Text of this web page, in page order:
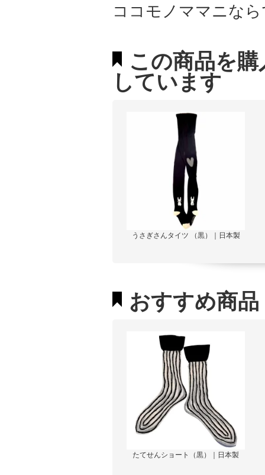
ココモノママニな
この商品を
しています
うさぎさんタイツ （黒）｜日本製
おすすめ商品
たてせんショート（黒）｜日本製